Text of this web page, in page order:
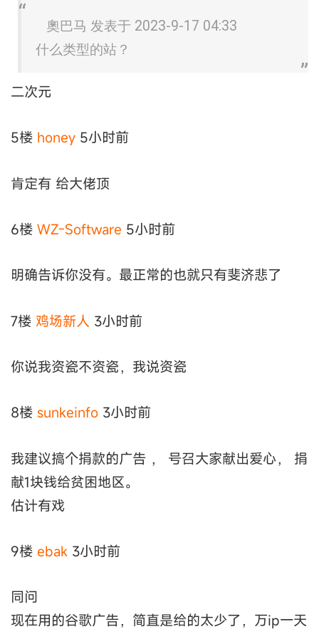
奧巴马 发表于 2023-9-17 04:33
什么类型的站？
二次元
5楼 honey 5小时前
肯定有 给大佬顶
6楼 WZ-Software 5小时前
明确告诉你没有。最正常的也就只有斐济悲了
7楼 鸡场新人 3小时前
你说我资瓷不资瓷，我说资瓷
8楼 sunkeinfo 3小时前
我建议搞个捐款的广告 ， 号召大家献出爱心， 捐
献1块钱给贫困地区。
估计有戏
9楼 ebak 3小时前
同问
现在用的谷歌广告，简直是给的太少了，万ip一天